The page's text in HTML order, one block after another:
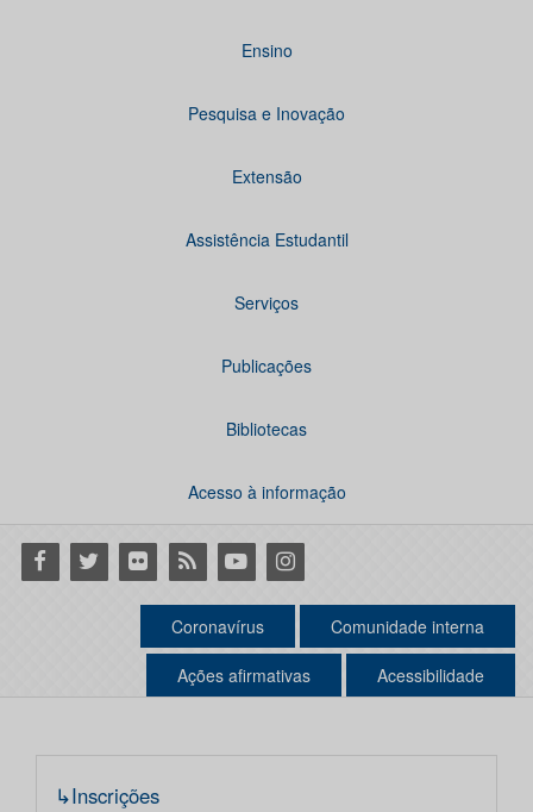
Ensino
Pesquisa e Inovação
Extensão
Assistência Estudantil
Serviços
Publicações
Bibliotecas
Acesso à informação
Facebook
Twitter Flickr RSS YoutubeInstagram
Coronavírus Comunidade interna
Ações afirmativas Acessibilidade
↳Inscrições